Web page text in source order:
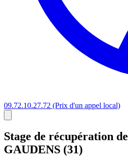
09.72.10.27.72 (Prix d'un appel local)
Stage de récupération
GAUDENS (31)